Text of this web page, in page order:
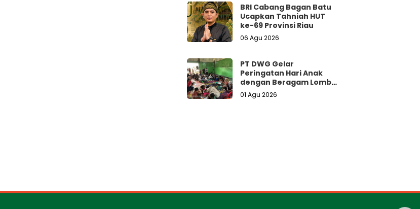
BRI Cabang Bagan Batu
Ucapkan Tahniah HUT
ke-69 Provinsi Riau
06 Agu 2026
PT DWG Gelar
Peringatan Hari Anak
dengan Beragam Lomba
dan Doorprize Menarik
01 Agu 2026